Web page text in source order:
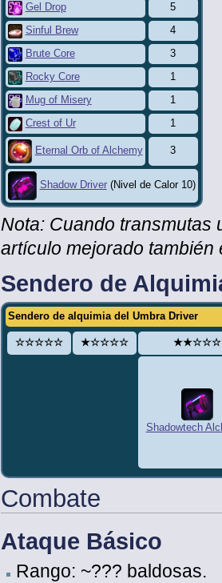
Gel Drop 5
Sinful Brew 4
Brute Core 3
Rocky Core 1
Mug of Misery 1
Crest of Ur 1
Eternal Orb of Alchemy 3
Shadow Driver(Nivel de Calor 10)
Nota: Cuando
artículo mejorado también
Sendero de
Sendero de alquimia del Umbra Driver
☆☆☆☆☆ ★☆☆☆☆ ★★☆☆☆
Shadowtech
Combate
Ataque Básico
Rango: ~??? baldosas.